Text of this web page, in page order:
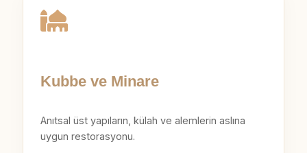
Kubbe ve Minare
Anıtsal üst yapıların, külah ve alemlerin aslına
uygun restorasyonu.